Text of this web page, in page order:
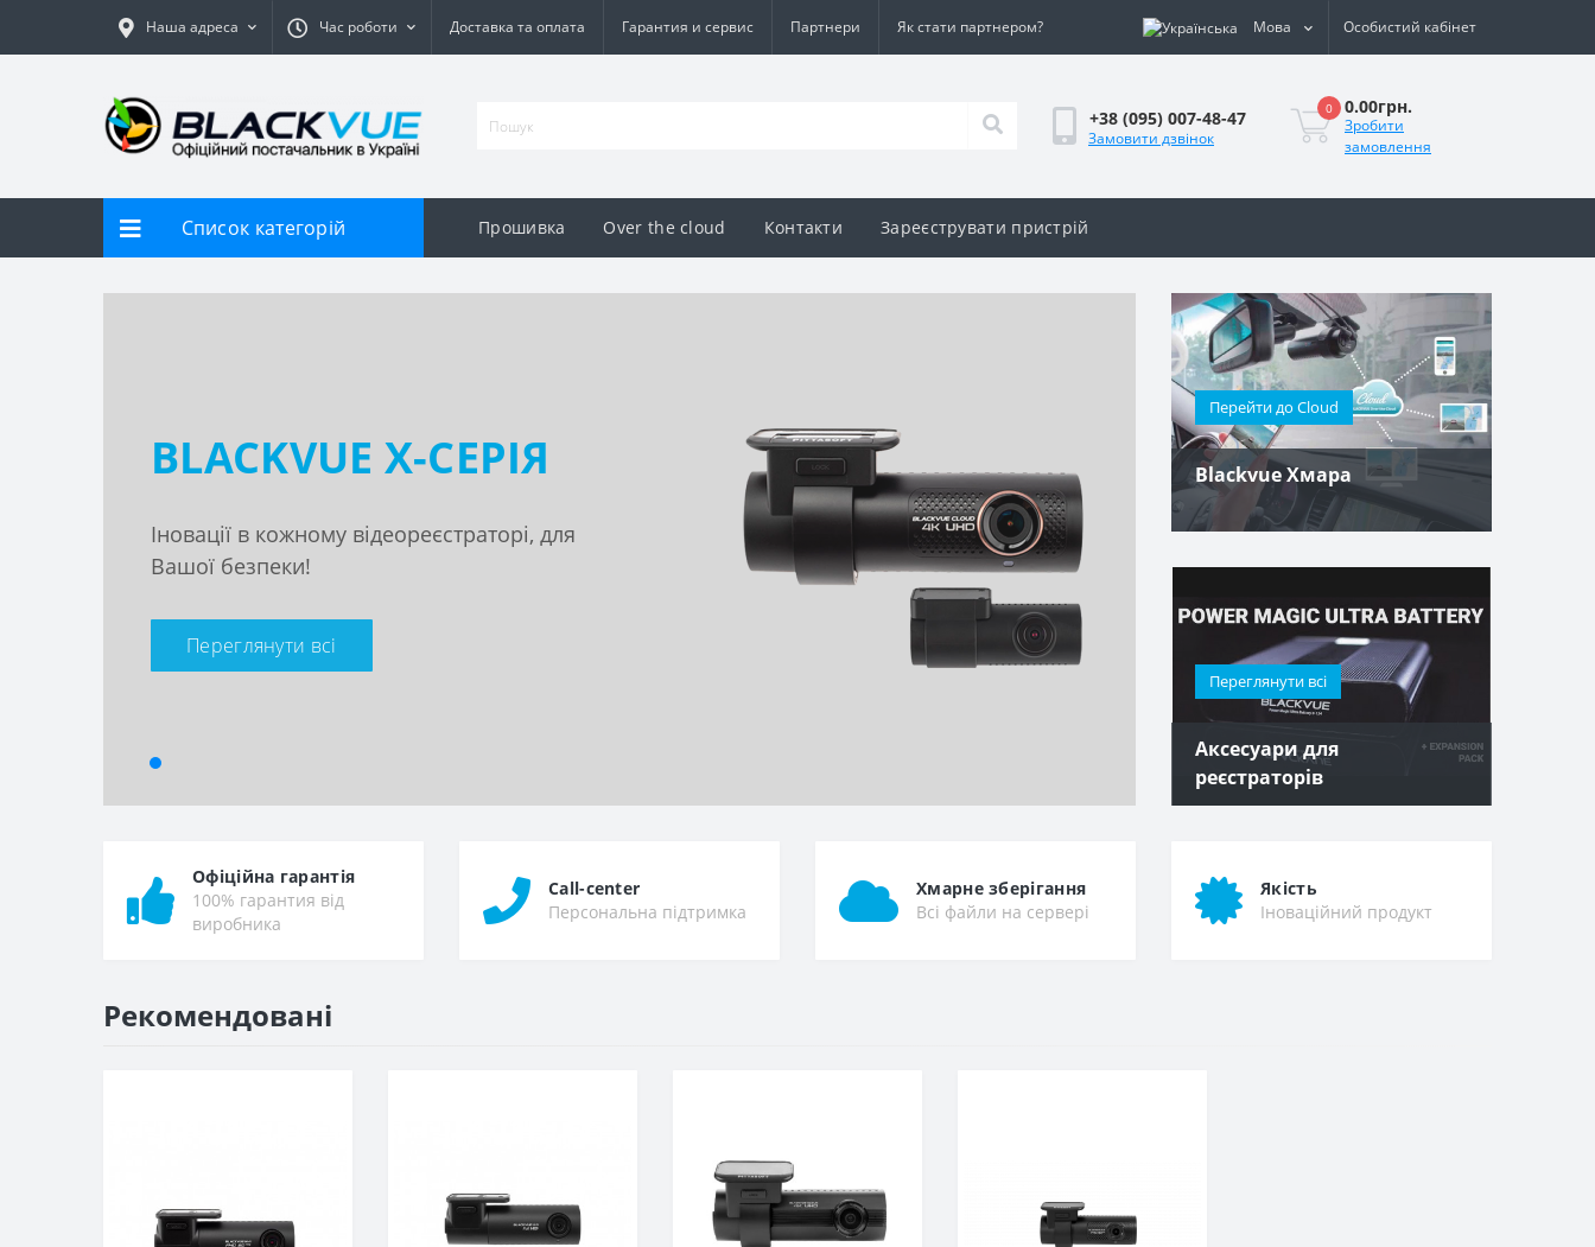
Наша адреса Час роботи Доставка та оплата Гарантия и сервис Партнери Як стати партнером? Мова Особистий кабінет
+38 (095) 007-48-47
Замовити дзвінок
0 0.00грн.
Зробити
замовлення
Список категорій Прошивка Over the cloud Контакти Зареєструвати пристрій
BLACKVUE X-СЕРІЯ
Іновації в кожному відеореєстраторі, для
Вашої безпеки!
Переглянути всі
Перейти до Cloud
Blackvue Хмара
Переглянути всі
Аксесуари для
реєстраторів
Офіційна гарантія
100% гарантия від
виробника
Call-center
Персональна підтримка
Хмарне зберігання
Всі файли на сервері
Якість
Іноваційний продукт
Рекомендовані